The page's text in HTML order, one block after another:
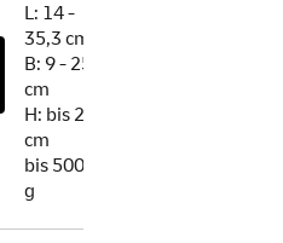
L: 14 -
35,3 cm
B: 9 - 25
cm
H: bis 2
cm
bis 500
g